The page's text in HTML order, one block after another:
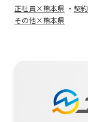
正社員×熊本県 契
その他×熊本県